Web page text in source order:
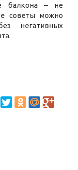
балкона – не
советы можно
негативных